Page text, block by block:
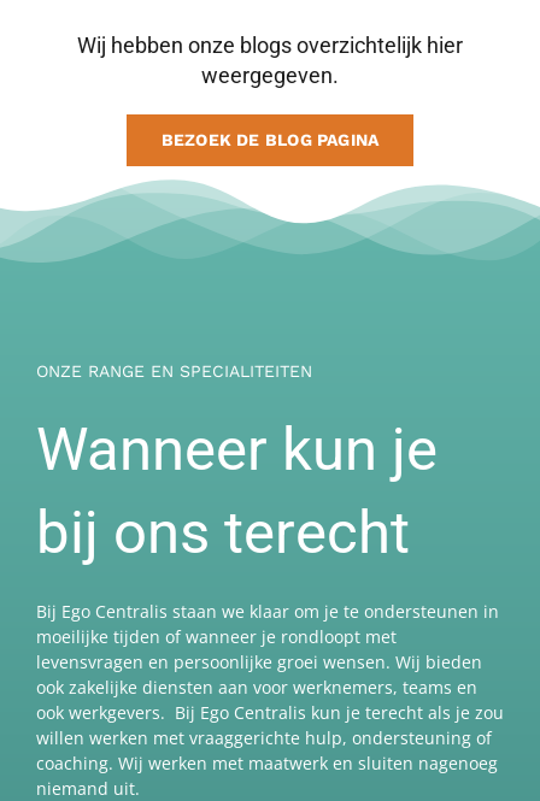
Wij hebben onze blogs overzichtelijk hier
weergegeven.
BEZOEK DE BLOG PAGINA
ONZE RANGE EN SPECIALITEITEN
Wanneer kun je
bij ons terecht
Bij Ego Centralis staan we klaar om je te ondersteunen in
moeilijke tijden of wanneer je rondloopt met
levensvragen en persoonlijke groei wensen. Wij bieden
ook zakelijke diensten aan voor werknemers, teams en
ook werkgevers. Bij Ego Centralis kun je terecht als je zou
willen werken met vraaggerichte hulp, ondersteuning of
coaching. Wij werken met maatwerk en sluiten nagenoeg
niemand uit.